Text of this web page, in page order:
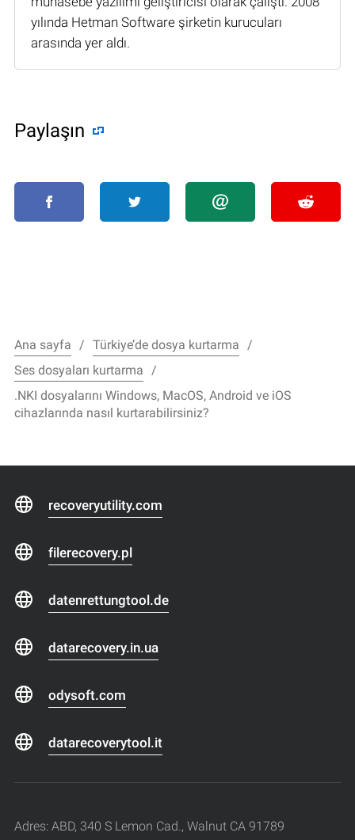
yılında Hetman Software şirketin kurucuları
arasında yer aldı.
Paylaşın
Ana sayfa
Türkiye’de dosya kurtarma
Ses dosyaları kurtarma
.NKI dosyalarını Windows, MacOS, Android ve iOS
cihazlarında nasıl kurtarabilirsiniz?
recoveryutility.com
filerecovery.pl
datenrettungtool.de
datarecovery.in.ua
odysoft.com
datarecoverytool.it
Adres: ABD, 340 S Lemon Cad., Walnut CA 91789